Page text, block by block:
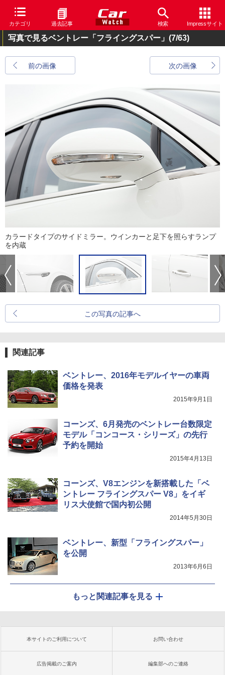
カテゴリ 過去記事 検索 Impressサイト
写真で見るベントレー「フライングスパー」 (7/63)
前の画像 次の画像
カラードタイプのサイドミラー。ウインカーと足下を照らすランプ
を内蔵
この写真の記事へ
関連記事
ベントレー、2016年モデルイヤーの車両
価格を発表
2015年9月1日
コーンズ、6月発売のベントレー台数限定
モデル「コンコース・シリーズ」の先行
予約を開始
2015年4月13日
コーンズ、V8エンジンを新搭載した「ベ
ントレー フライングスパー V8」をイギ
リス大使館で国内初公開
2014年5月30日
ベントレー、新型「フライングスパー」
を公開
2013年6月6日
もっと関連記事を見る
本サイトのご利用について お問い合わせ
広告掲載のご案内 編集部へのご連絡